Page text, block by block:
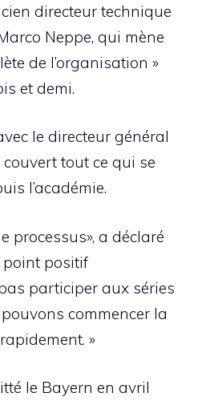
directeur technique
Neppe, qui mène
de l’organisation »
et demi.
le directeur général
tout ce qui se
l’académie.
processus», a déclaré
point positif
participer aux séries
commencer la
»
le Bayern en avril